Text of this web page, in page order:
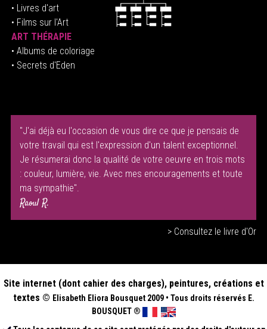
• Livres d'art
• Films sur l'Art
ART THÉRAPIE
• Albums de coloriage
• Secrets d'Eden
"J'ai déjà eu l'occasion de vous dire ce que je pensais de
votre travail qui est l'expression d'un talent exceptionnel.
Je résumerai donc la qualité de votre oeuvre en trois mots
: couleur, lumière, vie. Avec mes encouragements et toute
ma sympathie".
Raoul R.
> Consultez le livre d'Or
Site internet (dont cahier des charges), peintures, créations et
textes © Elisabeth Eliora Bousquet 2009 • Tous droits réservés E.
BOUSQUET ®